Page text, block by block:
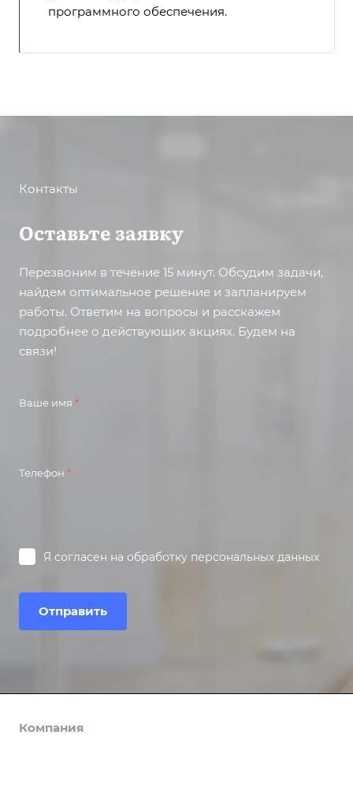
программного обеспечения.
Контакты
Оставьте заявку
Перезвоним в течение 15 минут. Обсудим задачи,
найдем оптимальное решение и запланируем
работы. Ответим на вопросы и расскажем
подробнее о действующих акциях. Будем на
связи!
Ваше имя *
Телефон *
Я согласен на обработку персональных данных
Отправить
Компания